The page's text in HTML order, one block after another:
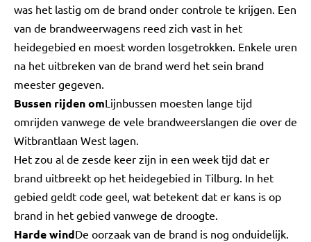
was het lastig om de brand onder controle te krijgen. Een
van de brandweerwagens reed zich vast in het
heidegebied en moest worden losgetrokken. Enkele uren
na het uitbreken van de brand werd het sein brand
meester gegeven.
Bussen rijden omLijnbussen moesten lange tijd
omrijden vanwege de vele brandweerslangen die over de
Witbrantlaan West lagen.
Het zou al de zesde keer zijn in een week tijd dat er
brand uitbreekt op het heidegebied in Tilburg. In het
gebied geldt code geel, wat betekent dat er kans is op
brand in het gebied vanwege de droogte.
Harde windDe oorzaak van de brand is nog onduidelijk.